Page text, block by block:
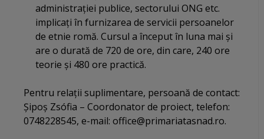
administrației publice, sectorului ONG etc.
implicați în furnizarea de servicii persoanelor
de etnie romă. Cursul a început în luna mai și
are o durată de 720 de ore, din care, 240 ore
teorie și 480 ore practică.
Pentru relații suplimentare, persoană de contact:
Șipoș Zsófia – Coordonator de proiect, telefon:
0748228545, e-mail: office@primariatasnad.ro.